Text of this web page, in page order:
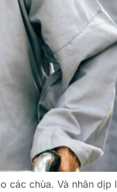
chùa. Và nhân dịp